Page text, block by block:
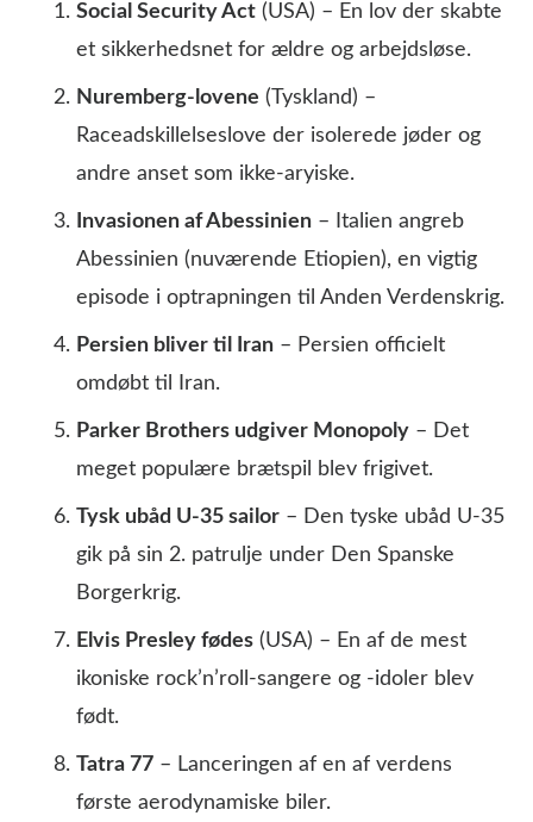
Social Security Act (USA) – En lov der skabte
et sikkerhedsnet for ældre og arbejdsløse.
Nuremberg-lovene (Tyskland) –
Raceadskillelseslove der isolerede jøder og
andre anset som ikke-aryiske.
Invasionen af Abessinien – Italien angreb
Abessinien (nuværende Etiopien), en vigtig
episode i optrapningen til Anden Verdenskrig.
Persien bliver til Iran – Persien officielt
omdøbt til Iran.
Parker Brothers udgiver Monopoly – Det
meget populære brætspil blev frigivet.
Tysk ubåd U-35 sailor – Den tyske ubåd U-35
gik på sin 2. patrulje under Den Spanske
Borgerkrig.
Elvis Presley fødes (USA) – En af de mest
ikoniske rock’n’roll-sangere og -idoler blev
født.
Tatra 77 – Lanceringen af en af verdens
første aerodynamiske biler.